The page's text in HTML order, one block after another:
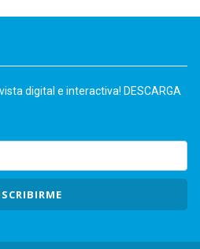
digital e interactiva! DESCARGA